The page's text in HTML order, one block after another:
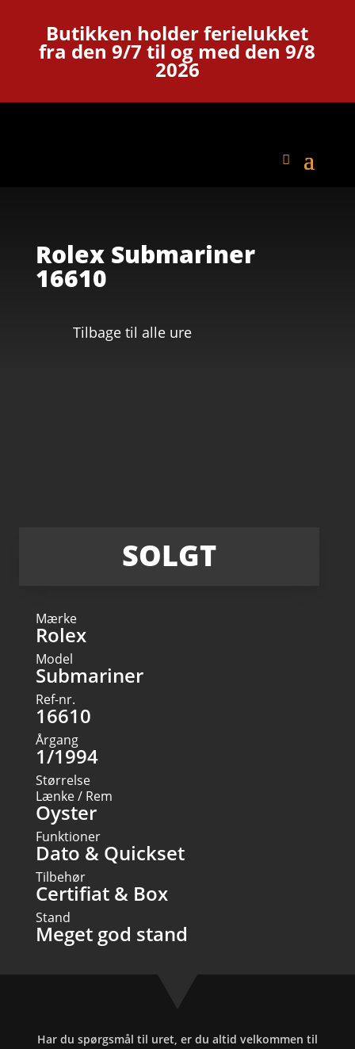
Butikken holder ferielukket
fra den 9/7 til og med den 9/8
2026
Rolex Submariner
16610
Tilbage til alle ure
SOLGT
Mærke
Rolex
Model
Submariner
Ref-nr.
16610
Årgang
1/1994
Størrelse
Lænke / Rem
Oyster
Funktioner
Dato & Quickset
Tilbehør
Certifiat & Box
Stand
Meget god stand
Har du spørgsmål til uret, er du altid velkommen til